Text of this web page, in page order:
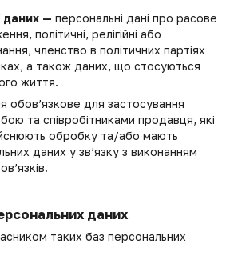
даних — персональні дані про расове
політичні, релігійні або
членство в політичних партіях
а також даних, що стосуються
життя.
обов’язкове для застосування
та співробітниками продавця, які
обробку та/або мають
даних у зв’язку з виконанням
даних
таких баз персональних